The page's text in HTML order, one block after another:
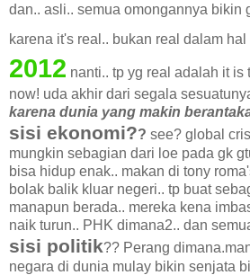
dan.. asli.. semua omongannya bikin
karena it's real.. bukan real dalam hal
2012 nanti.. tp yg real adalah it is
now! uda akhir dari segala
karena dunia yang makin
sisi ekonomi?? see? global
mungkin sebagian dari loe pada gk
bisa hidup enak.. makan di tony
bolak balik kluar negeri.. tp buat
manapun berada.. mereka kena
naik turun.. PHK dimana2.. dan
sisi politik?? Perang
negara di dunia mulay bikin senjata